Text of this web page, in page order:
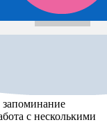
с несколькими